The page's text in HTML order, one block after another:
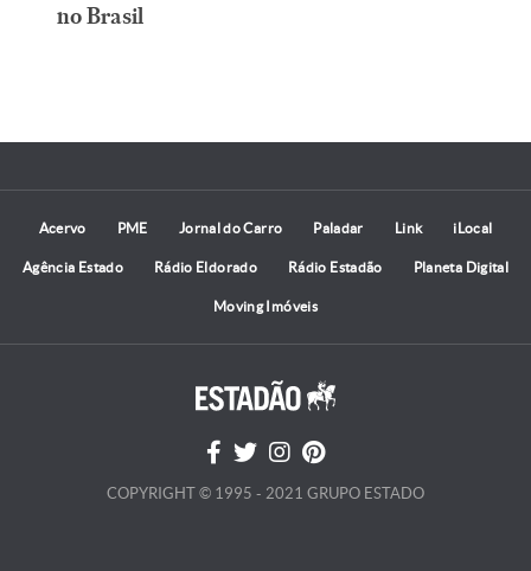
no Brasil
Acervo PME Jornal do Carro Paladar Link iLocal
Agência Estado Rádio Eldorado Rádio Estadão Planeta Digital
Moving Imóveis
COPYRIGHT © 1995 - 2021 GRUPO ESTADO